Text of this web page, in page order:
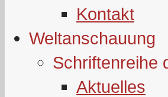
Kontakt
Weltanschauung
Schriftenreihe
Aktuelles